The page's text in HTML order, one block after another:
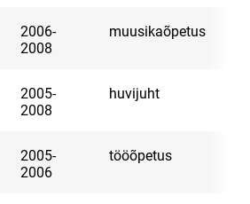
2006-
2008
muusikaõpetus
2005-
2008
huvijuht
2005-
2006
tööõpetus